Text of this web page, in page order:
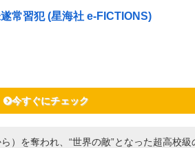
常習犯 (星海社 e-FICTIONS)
今すぐにチェック
）を奪われ、“世界の敵”となった超高校